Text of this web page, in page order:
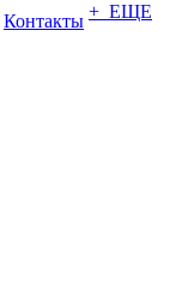
Контакты + ЕЩЕ